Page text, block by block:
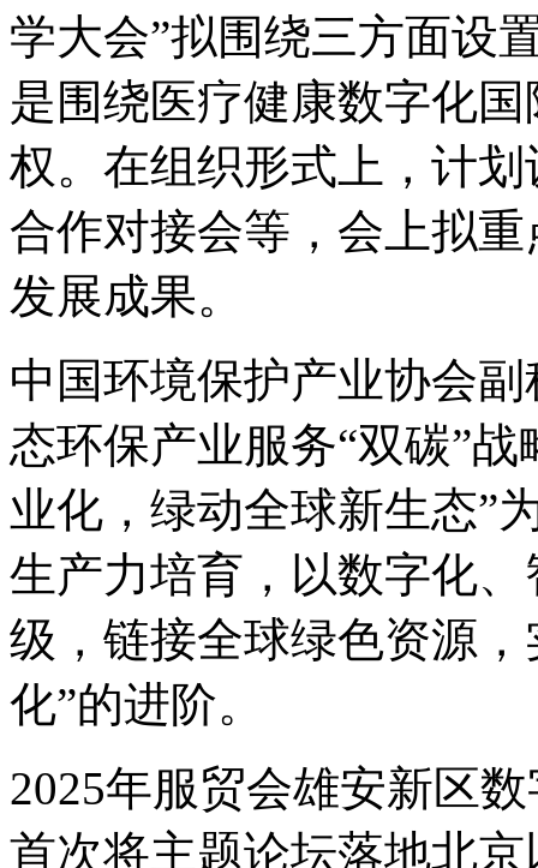
学大会”拟围绕三方面设
是围绕医疗健康数字化
权。在组织形式上，计
合作对接会等，会上拟
发展成果。
中国环境保护产业协会
态环保产业服务“双碳”
业化，绿动全球新生态”
生产力培育，以数字化
级，链接全球绿色资源
化”的进阶。
2025年服贸会雄安新区
首次将主题论坛落地北